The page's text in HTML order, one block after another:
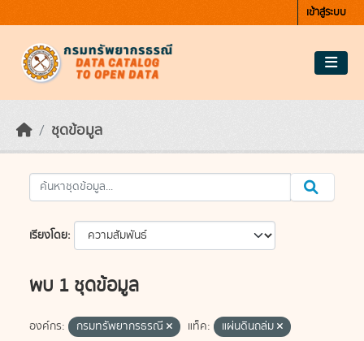
เข้าสู่ระบบ
ชุดข้อมูล
เรียงโดย
พบ 1 ชุดข้อมูล
องค์กร: กรมทรัพยากรธรณี แท็ค:
แผ่นดินถล่ม